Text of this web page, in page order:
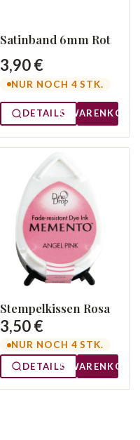
Satinband 6mm Rot
3,90 €
NUR NOCH 4 STK.
DETAILS WARENKORB
Stempelkissen Rosa
3,50 €
NUR NOCH 4 STK.
DETAILS
WARENKORB